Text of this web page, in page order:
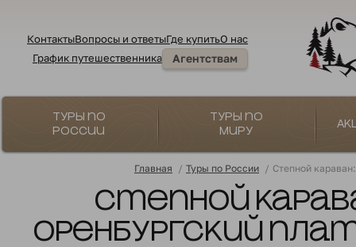
КонтактыВопросы и ответыГде купитьО нас
График путешественника
Агентствам
Туры по
России
Туры по
миру
Главная / Туры по России / Степной
Степной
оренбургский